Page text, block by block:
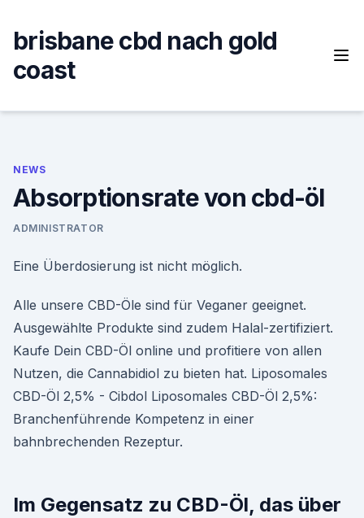
content
brisbane cbd nach gold
coast
NEWS
Absorptionsrate von cbd-öl
ADMINISTRATOR
Eine Überdosierung ist nicht möglich.
Alle unsere CBD-Öle sind für Veganer geeignet.
Ausgewählte Produkte sind zudem Halal-zertifiziert.
Kaufe Dein CBD-Öl online und profitiere von allen
Nutzen, die Cannabidiol zu bieten hat. Liposomales
CBD-Öl 2,5% - Cibdol Liposomales CBD-Öl 2,5%:
Branchenführende Kompetenz in einer
bahnbrechenden Rezeptur.
Im Gegensatz zu CBD-Öl, das über